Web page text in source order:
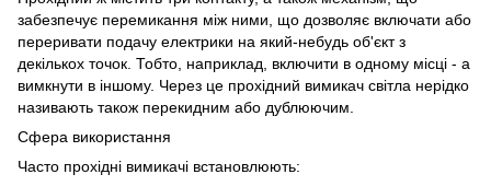
забезпечує перемикання між ними, що дозволяє включати або
переривати подачу електрики на який-небудь об'єкт з
декількох точок. Тобто, наприклад, включити в одному місці - а
вимкнути в іншому. Через це прохідний вимикач світла нерідко
називають також перекидним або дублюючим.
Сфера використання
Часто прохідні вимикачі встановлюють: